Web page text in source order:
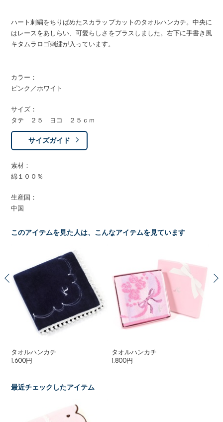
ハート刺繍をちりばめたスカラップカットのタオルハンカチ。中央に
はレースをあしらい、可愛らしさをプラスしました。右下に手書き風
キタムラロゴ刺繍が入っています。
カラー：
ピンク／ホワイト
サイズ：
タテ ２５ ヨコ ２５ｃｍ
サイズガイド
素材：
綿１００％
生産国：
中国
このアイテムを見た人は、こんなアイテムを見ています
タオルハンカチ
1,600円
タオルハンカチ
1,800円
最近チェックしたアイテム